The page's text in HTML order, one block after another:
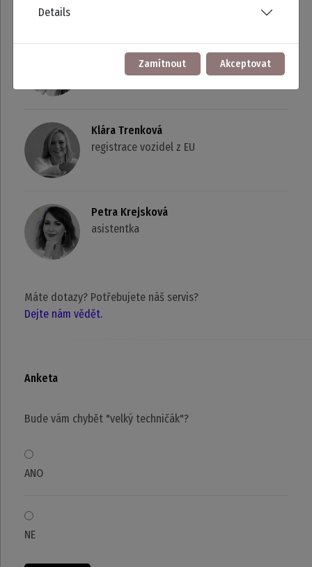
Petra Kleinhamplová
Klára Trenková
registrace vozidel z EU
Petra Krejsková
asistentka
Máte dotazy? Potřebujete náš servis?
Dejte nám vědět.
Anketa
Bude vám chybět "velký techničák"?
ANO
NE
Details
Zamítnout Akceptovat